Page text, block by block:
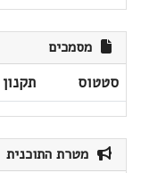
מסמכים
סטטוס תקנון
מטרת התוכנית